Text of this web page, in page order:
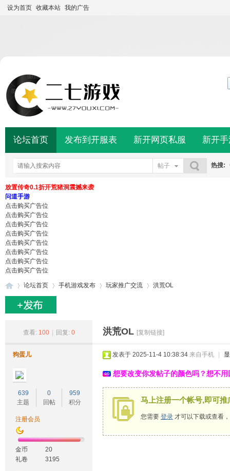
设为首页 收藏本站 我的广告
论坛首页 发布到开服表 新开网页私服 新开
帖子 热搜:
放置传奇0.1折开荒猪洞震撼来袭
问道手游
点击购买广告位
点击购买广告位
点击购买广告位
点击购买广告位
点击购买广告位
点击购买广告位
点击购买广告位
点击购买广告位
论坛首页
›
手机游戏发布 玩家推广交流
›
洪荒OL
查看: 100 回复: 0 洪荒OL [复制链接]
狗蛋儿
639
主题
0
回帖
959
积分
注册会员
金币
20
礼卷
3195
发表于 2025-11-4 10:38:34 来自手机
想要改变你发帖子的颜色吗？想不
马上注册一个帐号,即可推
您需要 登录 才可以下载或查看